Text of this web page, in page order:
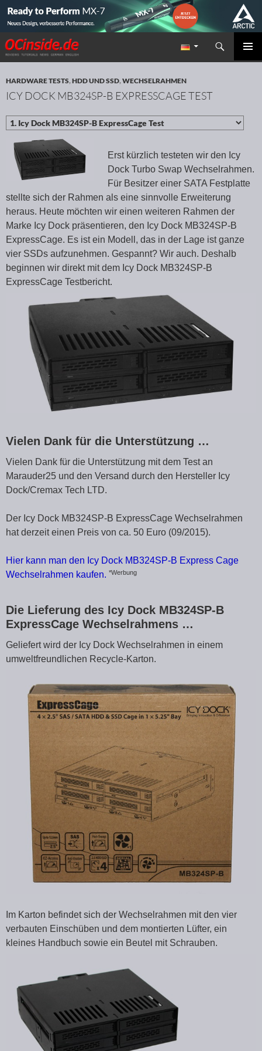
Redaktion ocinside.de PC Hardware Portal
Suchen
ZUM INHALT SPRINGEN
HARDWARE TESTS,HDD UND SSD,WECHSELRAHMEN
ICY DOCK MB324SP-B EXPRESSCAGE TEST
Erst kürzlich testeten wir den Icy
Dock Turbo Swap Wechselrahmen.
Für Besitzer einer SATA Festplatte
stellte sich der Rahmen als eine sinnvolle Erweiterung
heraus. Heute möchten wir einen weiteren Rahmen der
Marke Icy Dock präsentieren, den Icy Dock MB324SP-B
ExpressCage. Es ist ein Modell, das in der Lage ist ganze
vier SSDs aufzunehmen. Gespannt? Wir auch. Deshalb
beginnen wir direkt mit dem Icy Dock MB324SP-B
ExpressCage Testbericht.
Vielen Dank für die Unterstützung …
Vielen Dank für die Unterstützung mit dem Test an
Marauder25 und den Versand durch den Hersteller Icy
Dock/Cremax Tech LTD.
Der Icy Dock MB324SP-B ExpressCage Wechselrahmen
hat derzeit einen Preis von ca. 50 Euro (09/2015).
Hier kann man den Icy Dock MB324SP-B Express Cage
Wechselrahmen kaufen. *Werbung
Die Lieferung des Icy Dock MB324SP-B
ExpressCage Wechselrahmens …
Geliefert wird der Icy Dock Wechselrahmen in einem
umweltfreundlichen Recycle-Karton.
Im Karton befindet sich der Wechselrahmen mit den vier
verbauten Einschüben und dem montierten Lüfter, ein
kleines Handbuch sowie ein Beutel mit Schrauben.